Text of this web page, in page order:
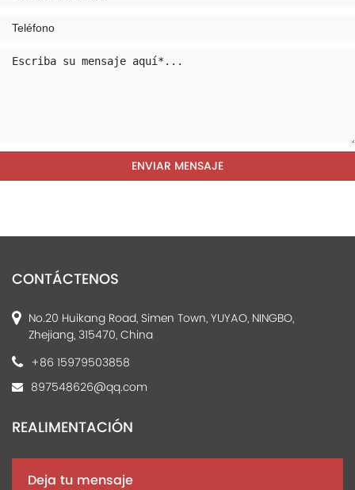
CONTÁCTENOS
No.20 Huikang Road, Simen Town, YUYAO, NINGBO,
Zhejiang, 315470, China
+86 15979503858
897548626@qq.com
REALIMENTACIÓN
Deja tu mensaje